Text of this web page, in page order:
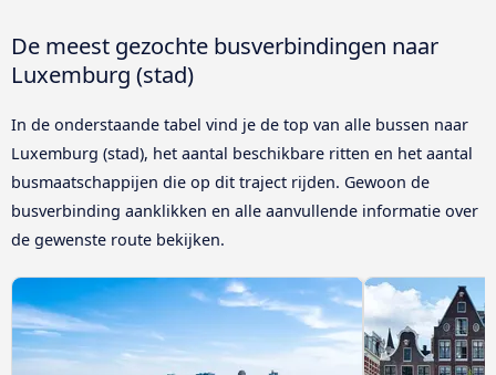
De meest gezochte busverbindingen naar
Luxemburg (stad)
In de onderstaande tabel vind je de top van alle bussen naar
Luxemburg (stad), het aantal beschikbare ritten en het aantal
busmaatschappijen die op dit traject rijden. Gewoon de
busverbinding aanklikken en alle aanvullende informatie over
de gewenste route bekijken.